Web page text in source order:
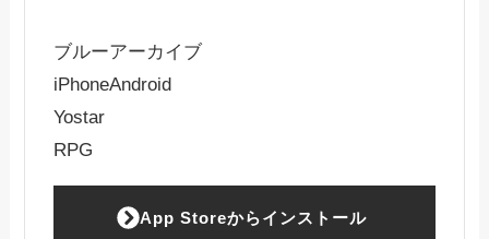
ブルーアーカイブ
iPhoneAndroid
Yostar
RPG
App Storeからインストール